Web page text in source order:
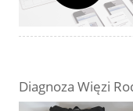
Diagnoza Więzi